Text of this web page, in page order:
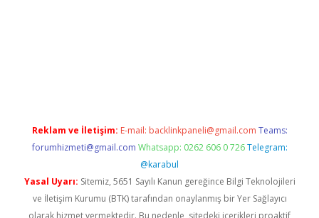
Reklam ve İletişim: E-mail: backlinkpaneli@gmail.com Teams:
forumhizmeti@gmail.com Whatsapp: 0262 606 0 726 Telegram:
@karabul
Yasal Uyarı: Sitemiz, 5651 Sayılı Kanun gereğince Bilgi Teknolojileri
ve İletişim Kurumu (BTK) tarafından onaylanmış bir Yer Sağlayıcı
olarak hizmet vermektedir. Bu nedenle, sitedeki içerikleri proaktif